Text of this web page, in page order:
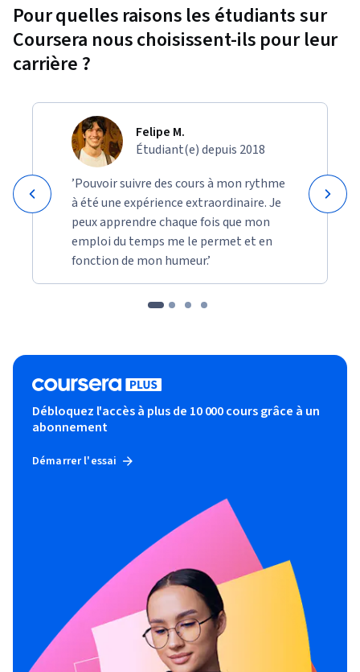
Pour quelles raisons les étudiants sur
Coursera nous choisissent-ils pour leur
carrière ?
Felipe M.
Étudiant(e) depuis 2018
’Pouvoir suivre des cours à mon rythme
à été une expérience extraordinaire. Je
peux apprendre chaque fois que mon
emploi du temps me le permet et en
fonction de mon humeur.’
Débloquez l'accès à plus de 10 000 cours grâce à un
abonnement
Démarrer l'essai